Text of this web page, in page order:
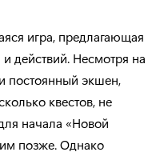
игра, предлагающая
действий. Несмотря на
постоянный экшен,
квестов, не
начала «Новой
позже. Однако